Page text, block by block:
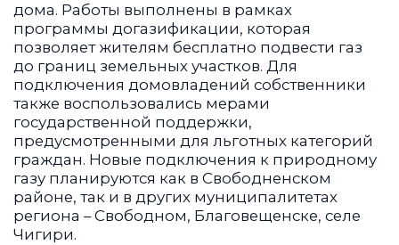
дома. Работы выполнены в рамках
программы догазификации, которая
позволяет жителям бесплатно подвести газ
до границ земельных участков. Для
подключения домовладений собственники
также воспользовались мерами
государственной поддержки,
предусмотренными для льготных категорий
граждан. Новые подключения к природному
газу планируются как в Свободненском
районе, так и в других муниципалитетах
региона – Свободном, Благовещенске, селе
Чигири.